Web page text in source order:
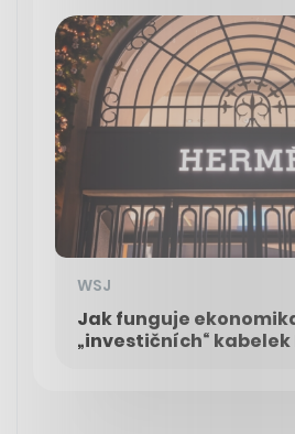
WSJ
Jak funguje
„investičních“ kabelek